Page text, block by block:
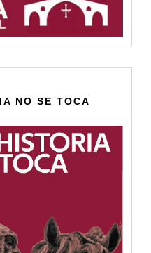
NO SE TOCA